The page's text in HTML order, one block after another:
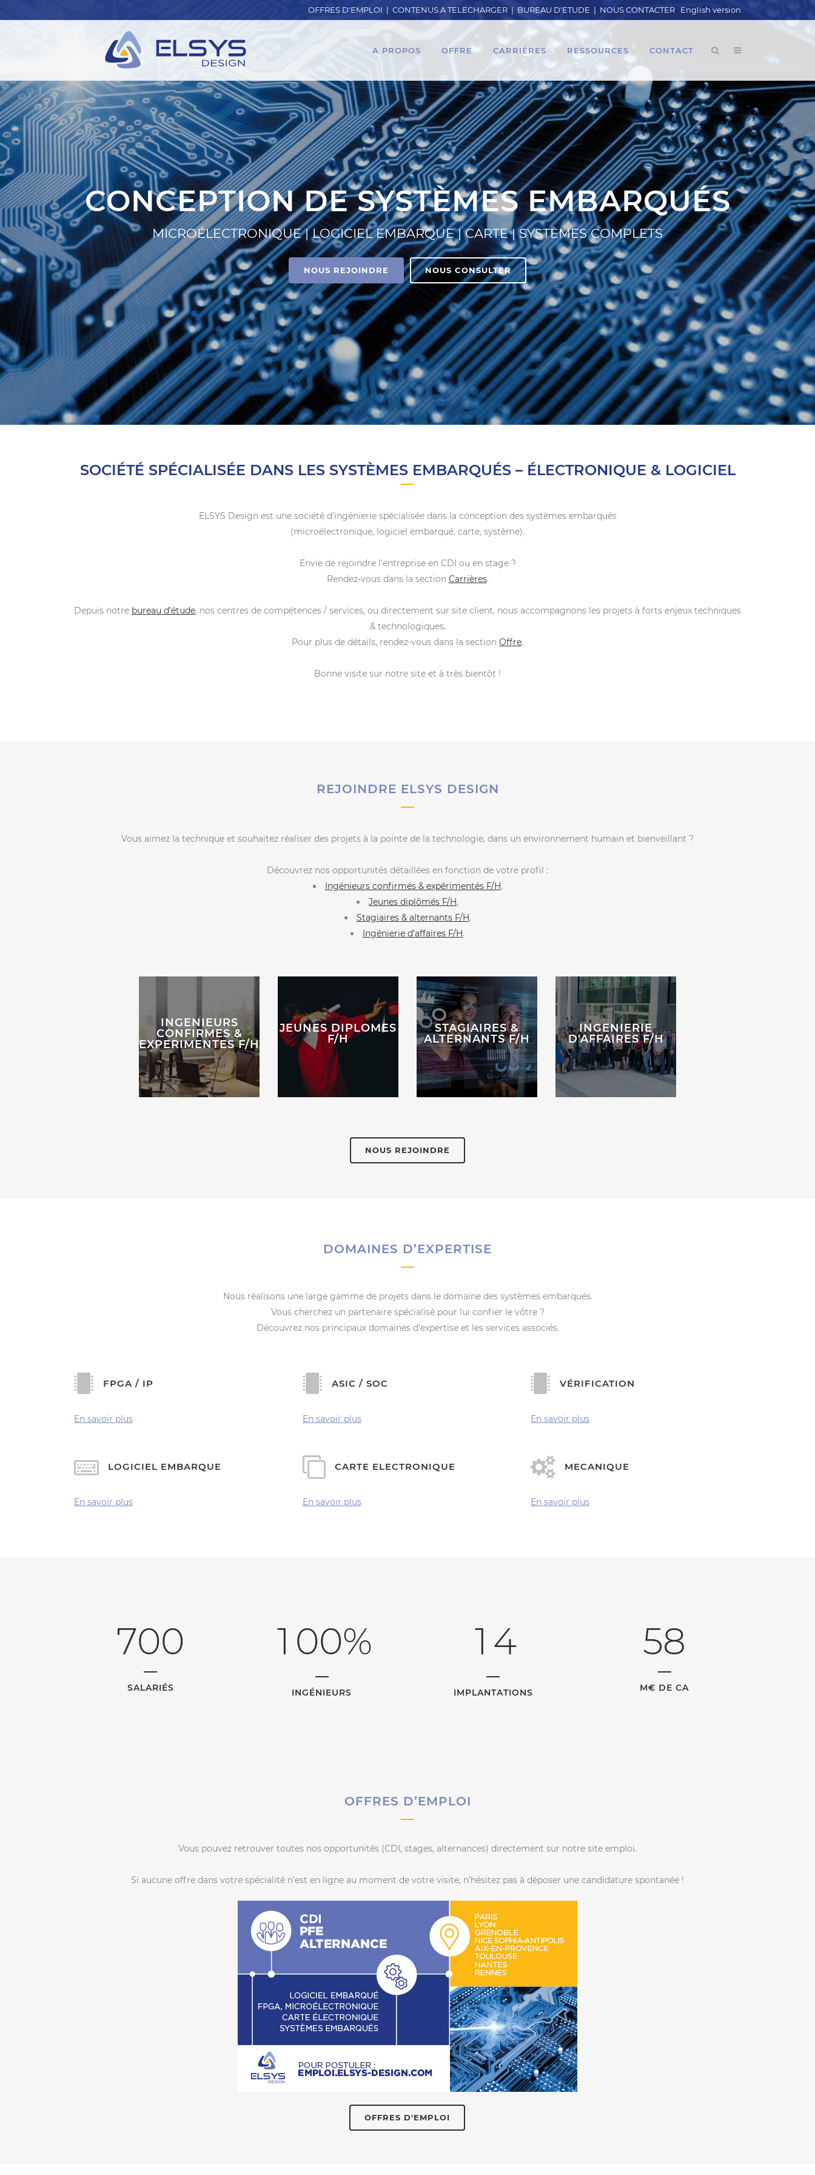
OFFRES D'EMPLOI | CONTENUS A TELECHARGER | BUREAU D'ETUDE | NOUS CONTACTER English version
A PROPOS OFFRE CARRIÈRES RESSOURCES CONTACT
CONCEPTION DE SYSTÈMES EMBARQUÉS
MICROÉLECTRONIQUE | LOGICIEL EMBARQUE | CARTE | SYSTÈMES COMPLETS
NOUS REJOINDRE NOUS CONSULTER
SOCIÉTÉ SPÉCIALISÉE DANS LES SYSTÈMES EMBARQUÉS – ÉLECTRONIQUE & LOGICIEL
ELSYS Design est une société d’ingénierie spécialisée dans la conception des systèmes embarqués
(microélectronique, logiciel embarqué, carte, système).
Envie de rejoindre l’entreprise en CDI ou en stage ?
Rendez-vous dans la section Carrières.
Depuis notre bureau d’étude, nos centres de compétences / services, ou directement sur site client, nous accompagnons les projets à forts enjeux techniques
& technologiques.
Pour plus de détails, rendez-vous dans la section Offre.
Bonne visite sur notre site et à très bientôt !
REJOINDRE ELSYS DESIGN
Vous aimez la technique et souhaitez réaliser des projets à la pointe de la technologie, dans un environnement humain et bienveillant ?
Découvrez nos opportunités détaillées en fonction de votre profil :
Ingénieurs confirmés & expérimentés F/H,
Jeunes diplômés F/H,
Stagiaires & alternants F/H,
Ingénierie d’affaires F/H.
INGENIEURS
CONFIRMES &
EXPERIMENTES F/H
JEUNES DIPLOMES
F/H
STAGIAIRES &
ALTERNANTS F/H
INGENIERIE
D'AFFAIRES F/H
NOUS REJOINDRE
DOMAINES D’EXPERTISE
Nous réalisons une large gamme de projets dans le domaine des systèmes embarqués.
Vous cherchez un partenaire spécialisé pour lui confier le vôtre ?
Découvrez nos principaux domaines d’expertise et les services associés.
FPGA / IP
En savoir plus
ASIC / SOC
En savoir plus
VÉRIFICATION
En savoir plus
LOGICIEL EMBARQUE
En savoir plus
CARTE ELECTRONIQUE
En savoir plus
MECANIQUE
En savoir plus
700
SALARIÉS
1 00%
INGÉNIEURS
1 4
IMPLANTATIONS
58
M€ DE CA
OFFRES D’EMPLOI
Vous pouvez retrouver toutes nos opportunités (CDI, stages, alternances) directement sur notre site emploi.
Si aucune offre dans votre spécialité n’est en ligne au moment de votre visite, n’hésitez pas à déposer une candidature spontanée !
OFFRES D'EMPLOI